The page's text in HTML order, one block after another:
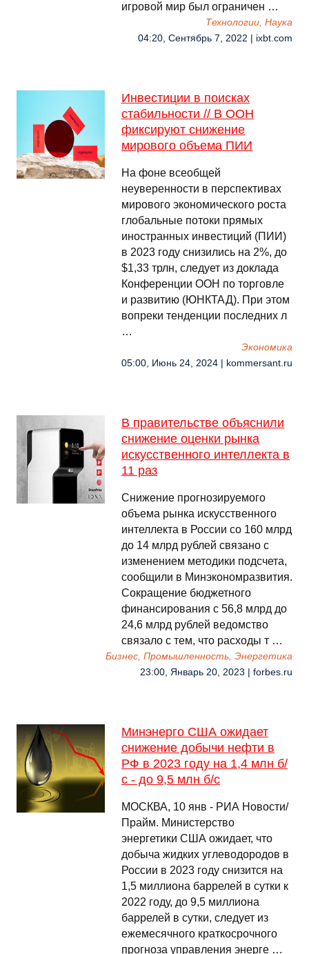
игровой мир был ограничен …
Технологии, Наука
04:20, Сентябрь 7, 2022 | ixbt.com
Инвестиции в поисках
стабильности // В ООН
фиксируют снижение
мирового объема ПИИ
На фоне всеобщей
неуверенности в перспективах
мирового экономического роста
глобальные потоки прямых
иностранных инвестиций (ПИИ)
в 2023 году снизились на 2%, до
$1,33 трлн, следует из доклада
Конференции ООН по торговле
и развитию (ЮНКТАД). При этом
вопреки тенденции последних л
…
Экономика
05:00, Июнь 24, 2024 | kommersant.ru
В правительстве объяснили
снижение оценки рынка
искусственного интеллекта в
11 раз
Снижение прогнозируемого
объема рынка искусственного
интеллекта в России со 160 млрд
до 14 млрд рублей связано с
изменением методики подсчета,
сообщили в Минэкономразвития.
Сокращение бюджетного
финансирования с 56,8 млрд до
24,6 млрд рублей ведомство
связало с тем, что расходы т …
Бизнес, Промышленность, Энергетика
23:00, Январь 20, 2023 | forbes.ru
Минэнерго США ожидает
снижение добычи нефти в
РФ в 2023 году на 1,4 млн б/
с - до 9,5 млн б/с
МОСКВА, 10 янв - РИА Новости/
Прайм. Министерство
энергетики США ожидает, что
добыча жидких углеводородов в
России в 2023 году снизится на
1,5 миллиона баррелей в сутки к
2022 году, до 9,5 миллиона
баррелей в сутки, следует из
ежемесячного краткосрочного
прогноза управления энерге …